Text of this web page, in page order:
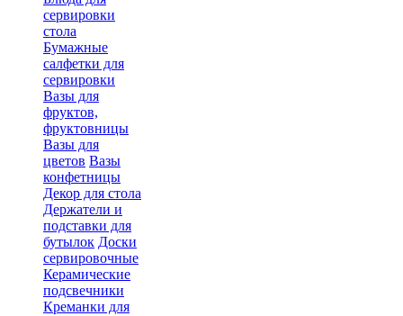
сервировки
стола
Бумажные
салфетки для
сервировки
Вазы для
фруктов,
фруктовницы
Вазы для
цветов Вазы
конфетницы
Декор для стола
Держатели и
подставки для
бутылок Доски
сервировочные
Керамические
подсвечники
Креманки для